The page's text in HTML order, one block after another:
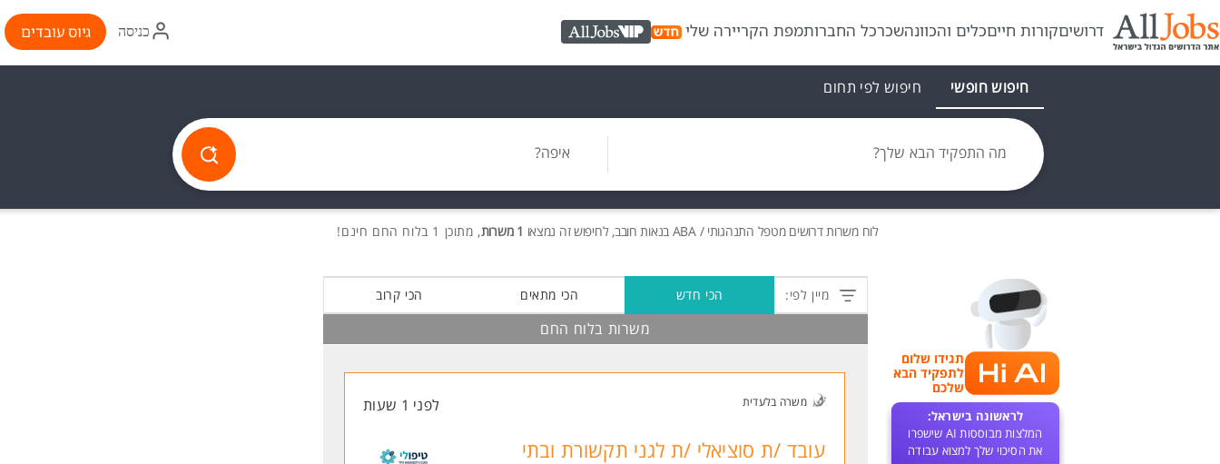
דרושיםקורות חייםכלים והכוונהשכרכל החברותמפת הקריירה שלי AllJobs VIP
איקון
התחברות
כניסה גיוס עובדים
חיפוש חופשי חיפוש לפי תחום
מה התפקיד הבא שלך? איפה?
לוח משרותדרושים מטפל התנהגותי / ABA בנאות חובב, לחיפוש זה נמצאו 1 משרות , מתוכן 1 בלוח החם חינם!
תגידו שלום
לתפקיד הבא
שלכם
לראשונה בישראל:
המלצות מבוססות AI שישפרו
את הסיכוי שלך למצוא עבודה
מיין לפי: הכי חדש הכי מתאים הכי קרוב
משרות בלוח החם
משרה בלעדית לפני 1 שעות
עובד /ת סוציאלי /ת לגני תקשורת ובתי